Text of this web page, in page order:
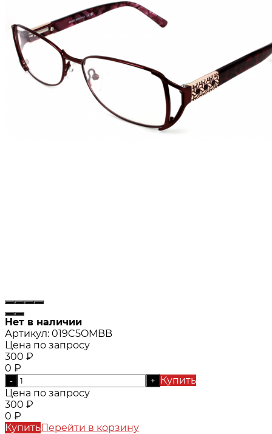
Нет в наличии
Артикул: 019C5OMBB
Цена по запросу
300 ₽
0 ₽
- +
Купить
Цена по запросу
300 ₽
0 ₽
КупитьПерейти в корзину